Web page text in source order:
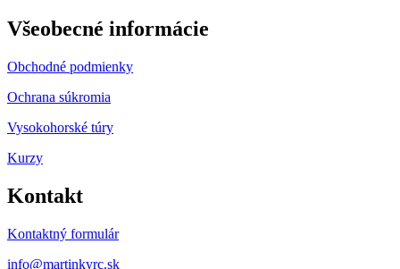
Všeobecné informácie
Obchodné podmienky
Ochrana súkromia
Vysokohorské túry
Kurzy
Kontakt
Kontaktný formulár
info@martinkyrc.sk